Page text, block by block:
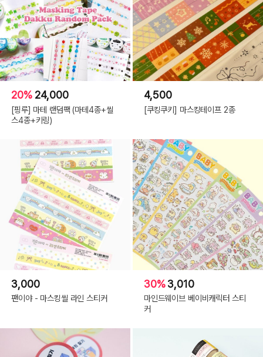
20% 24,000
[핑루] 마테 랜덤팩 (마테4종+씰
스4종+키링)
4,500
[쿠킹쿠키] 마스킹테이프 2종
3,000
팬이야 - 마스킹씰 라인 스티커
30%3,010
마인드웨이브 베이비캐릭터 스티
커